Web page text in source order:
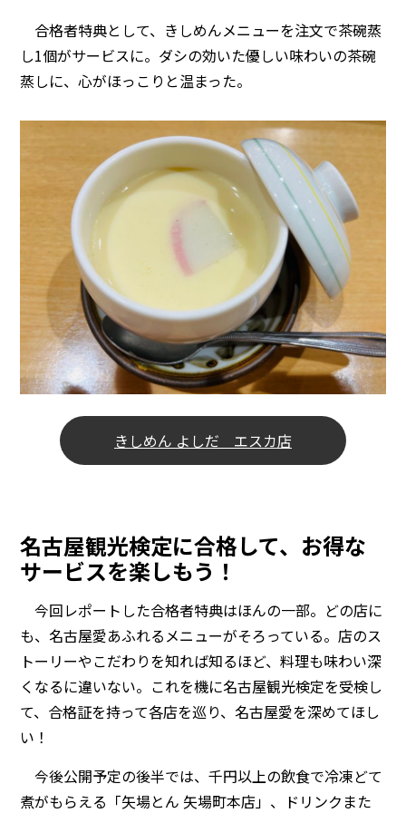
合格者特典として、きしめんメニューを注文で茶碗蒸
し1個がサービスに。ダシの効いた優しい味わいの茶碗
蒸しに、心がほっこりと温まった。
きしめん よしだ エスカ店
名古屋観光検定に合格して、お得な
サービスを楽しもう！
今回レポートした合格者特典はほんの一部。どの店に
も、名古屋愛あふれるメニューがそろっている。店のス
トーリーやこだわりを知れば知るほど、料理も味わい深
くなるに違いない。これを機に名古屋観光検定を受検し
て、合格証を持って各店を巡り、名古屋愛を深めてほし
い！
今後公開予定の後半では、千円以上の飲食で冷凍どて
煮がもらえる「矢場とん 矢場町本店」、ドリンクまた